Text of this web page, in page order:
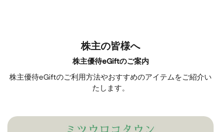
株主の皆様へ
株主優待eGiftのご案内
株主優待eGiftのご利用方法やおすすめのアイテムをご紹介い
たします。